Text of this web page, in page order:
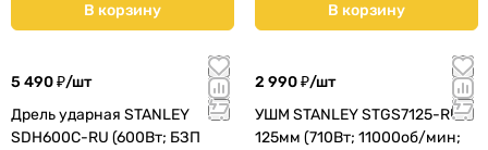
В корзину В корзину
5 490 ₽/шт
Дрель ударная STANLEY
SDH600C-RU (600Вт; БЗП
2 990 ₽/шт
УШМ STANLEY STGS7125-RU
125мм (710Вт; 11000об/мин;